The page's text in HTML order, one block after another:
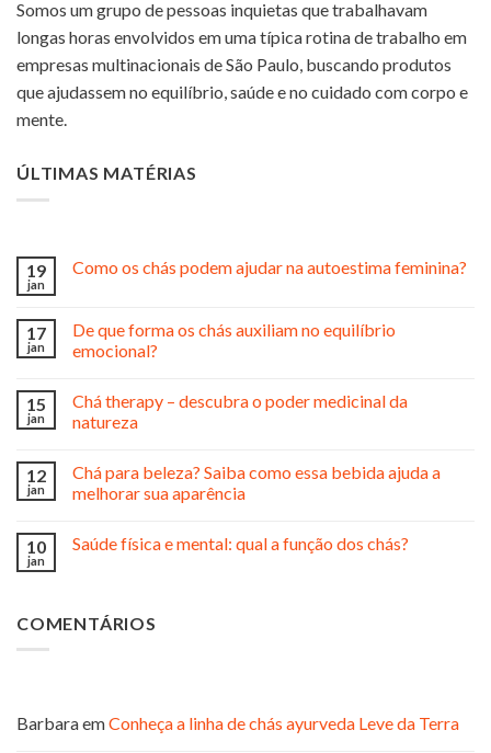
Somos um grupo de pessoas inquietas que trabalhavam
longas horas envolvidos em uma típica rotina de trabalho em
empresas multinacionais de São Paulo, buscando produtos
que ajudassem no equilíbrio, saúde e no cuidado com corpo e
mente.
ÚLTIMAS MATÉRIAS
19
jan
Como os chás podem ajudar na autoestima feminina?
17
jan
De que forma os chás auxiliam no equilíbrio
emocional?
15
jan
Chá therapy – descubra o poder medicinal da
natureza
12
jan
Chá para beleza? Saiba como essa bebida ajuda a
melhorar sua aparência
10
jan
Saúde física e mental: qual a função dos chás?
COMENTÁRIOS
BarbaraemConheça a linha de chás ayurveda Leve da Terra